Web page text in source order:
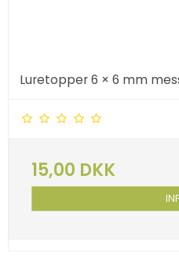
Luretopper 6 × 6 mm
15,00 DKK